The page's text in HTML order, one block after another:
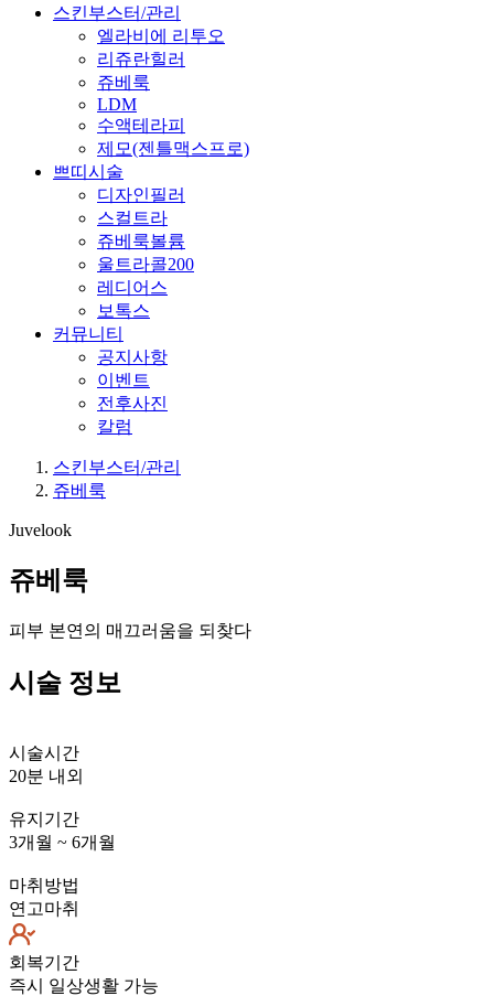
스킨부스터/관리
엘라비에 리투오
리쥬란힐러
쥬베룩
LDM
수액테라피
제모(젠틀맥스프로)
쁘띠시술
디자인필러
스컬트라
쥬베룩볼륨
울트라콜200
레디어스
보톡스
커뮤니티
공지사항
이벤트
전후사진
칼럼
스킨부스터/관리
쥬베룩
Juvelook
쥬베룩
피부 본연의 매끄러움을 되찾다
시술 정보
시술시간
20분 내외
유지기간
3개월 ~ 6개월
마취방법
연고마취
회복기간
즉시 일상생활 가능